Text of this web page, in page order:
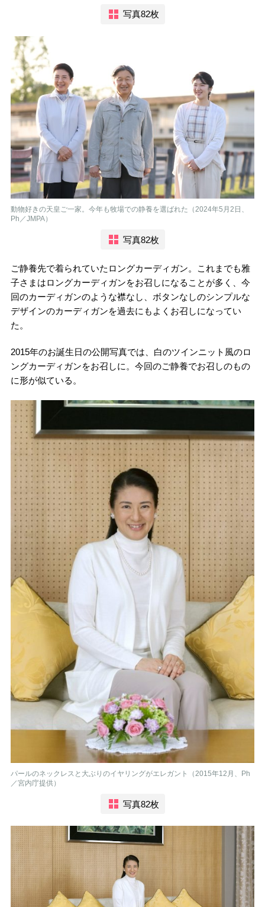
写真82枚
動物好きの天皇ご一家。今年も牧場での静養を選ばれた（2024年5月2日、
Ph／JMPA）
写真82枚
ご静養先で着られていたロングカーディガン。これまでも雅
子さまはロングカーディガンをお召しになることが多く、今
回のカーディガンのような襟なし、ボタンなしのシンプルな
デザインのカーディガンを過去にもよくお召しになってい
た。
2015年のお誕生日の公開写真では、白のツインニット風のロ
ングカーディガンをお召しに。今回のご静養でお召しのもの
に形が似ている。
パールのネックレスと大ぶりのイヤリングがエレガント（2015年12月、Ph
／宮内庁提供）
写真82枚